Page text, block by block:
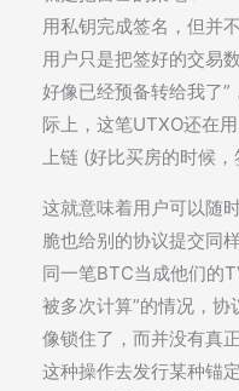
用私钥完成签名，但并
用户只是把签好的交易
好像已经预备转给我了
际上，这笔UTXO还在
上链 (好比买房的时候，
这就意味着用户可以随
脆也给别的协议提交同
同一笔BTC当成他们的
被多次计算”的情况，协
像锁住了，而并没有真
这种操作去发行某种锚